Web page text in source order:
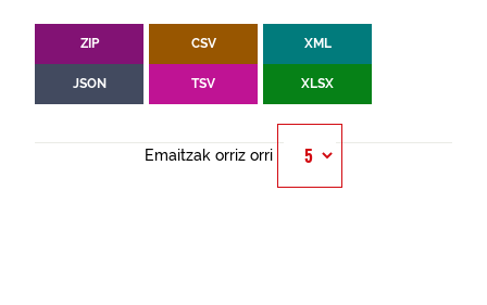
ZIP CSV XML
JSON TSV XLSX
Emaitzak orriz orri